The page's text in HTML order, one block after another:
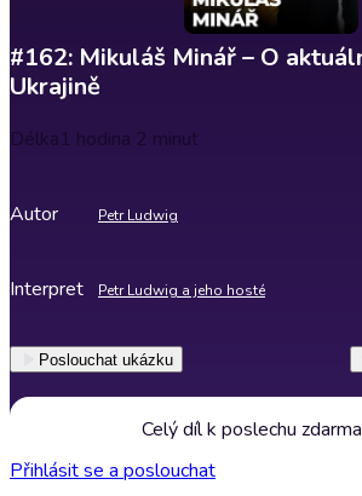
#162: Mikuláš Minář – O
Ukrajině
Délka1 hodina 2 minut
Autor Petr Ludwig
Interpret Petr Ludwig a jeho hosté
Poslouchat ukázku
Celý díl k poslechu zdarma
Přihlásit se a poslouchat